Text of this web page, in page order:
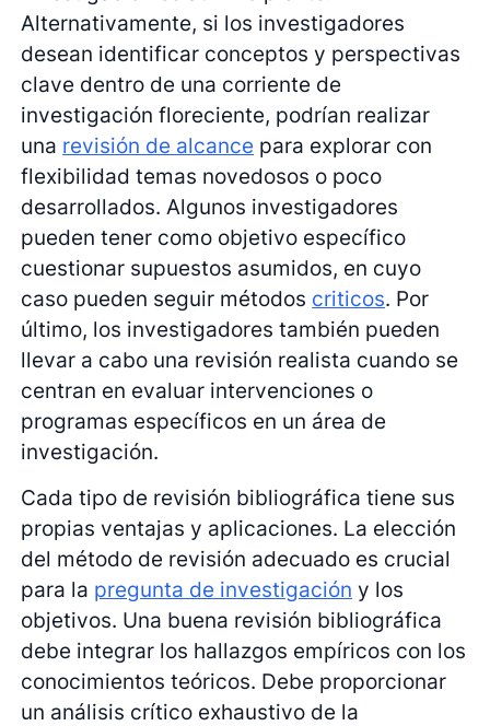
Alternativamente, si los investigadores
desean identificar conceptos y perspectivas
clave dentro de una corriente de
investigación floreciente, podrían realizar
una revisión de alcance para explorar con
flexibilidad temas novedosos o poco
desarrollados. Algunos investigadores
pueden tener como objetivo específico
cuestionar supuestos asumidos, en cuyo
caso pueden seguir métodos criticos. Por
último, los investigadores también pueden
llevar a cabo una revisión realista cuando se
centran en evaluar intervenciones o
programas específicos en un área de
investigación.
Cada tipo de revisión bibliográfica tiene sus
propias ventajas y aplicaciones. La elección
del método de revisión adecuado es crucial
para la pregunta de investigación y los
objetivos. Una buena revisión bibliográfica
debe integrar los hallazgos empíricos con los
conocimientos teóricos. Debe proporcionar
un análisis crítico exhaustivo de la